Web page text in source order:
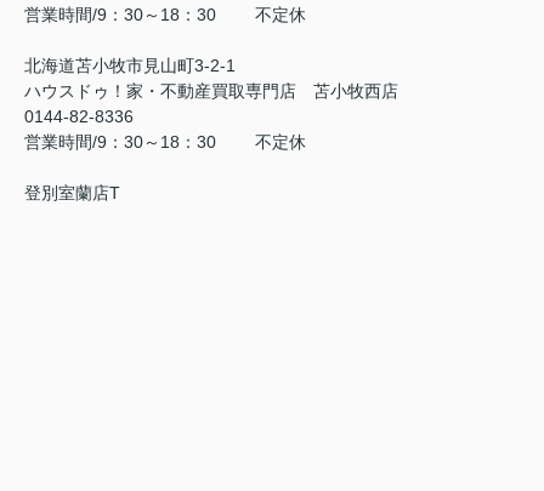
営業時間/9：30～18：30 不定休
北海道苫小牧市見山町3-2-1
ハウスドゥ！家・不動産買取専門店 苫小牧西店
0144-82-8336
営業時間/9：30～18：30 不定休
登別室蘭店T